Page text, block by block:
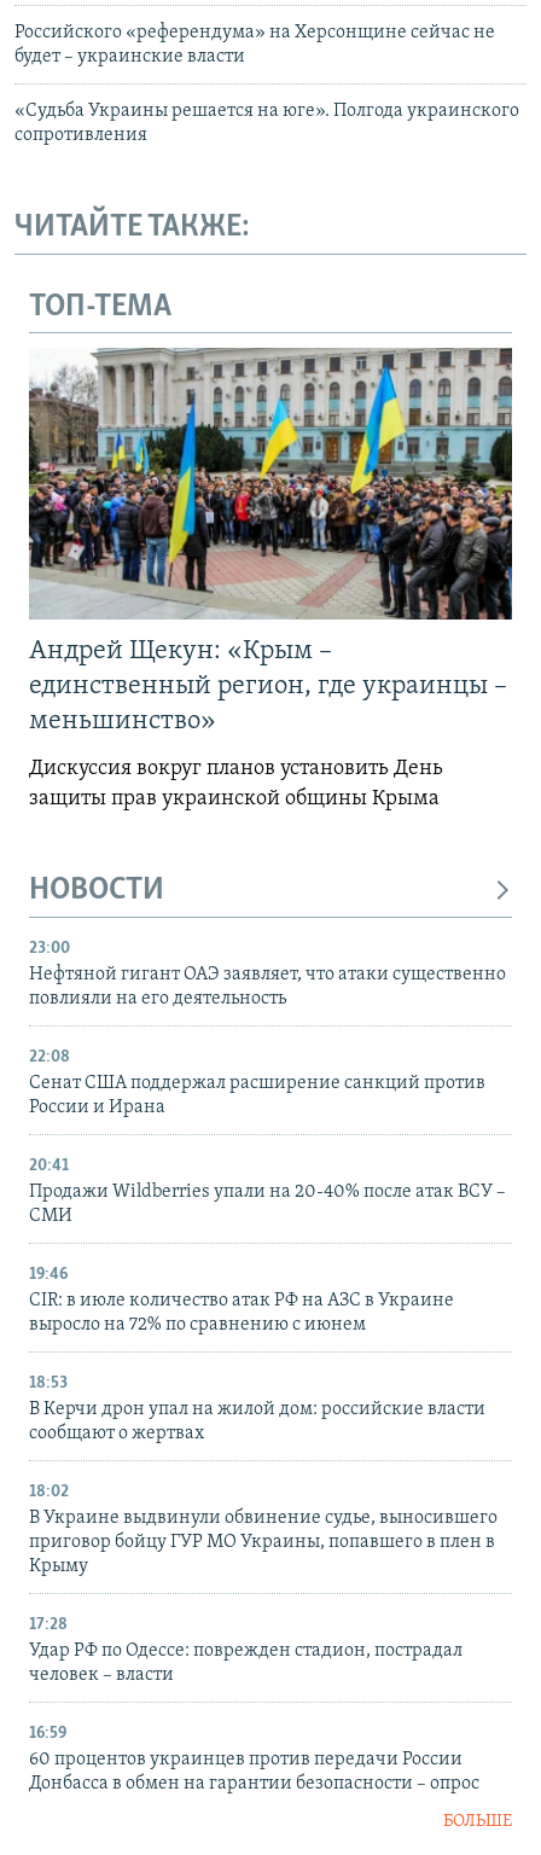
Российского «референдума» на Херсонщине сейчас не
будет – украинские власти
«Судьба Украины решается на юге». Полгода украинского
сопротивления
ЧИТАЙТЕ ТАКЖЕ:
ТОП-ТЕМА
Андрей Щекун: «Крым –
единственный регион, где украинцы –
меньшинство»
Дискуссия вокруг планов установить День
защиты прав украинской общины Крыма
НОВОСТИ
23:00
Нефтяной гигант ОАЭ заявляет, что атаки существенно
повлияли на его деятельность
22:08
Сенат США поддержал расширение санкций против
России и Ирана
20:41
Продажи Wildberries упали на 20-40% после атак ВСУ –
СМИ
19:46
CIR: в июле количество атак РФ на АЗС в Украине
выросло на 72% по сравнению с июнем
18:53
В Керчи дрон упал на жилой дом: российские власти
сообщают о жертвах
18:02
В Украине выдвинули обвинение судье, выносившего
приговор бойцу ГУР МО Украины, попавшего в плен в
Крыму
17:28
Удар РФ по Одессе: поврежден стадион, пострадал
человек – власти
16:59
60 процентов украинцев против передачи России
Донбасса в обмен на гарантии безопасности – опрос
БОЛЬШЕ